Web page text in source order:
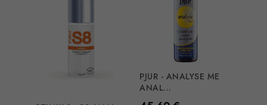
PJUR - ANALYSE ME
ANAL...